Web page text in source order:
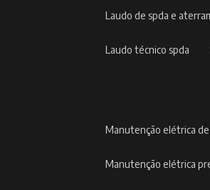
laudo de spda e
laudo técnico spda
manutenção elétrica
manutenção elétrica